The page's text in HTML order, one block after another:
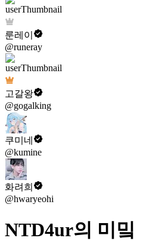
룬레이
@runeray
고갈왕
@gogalking
쿠미네
@kumine
화려희
@hwaryeohi
NTD4ur의 미밐